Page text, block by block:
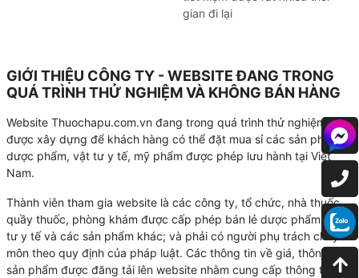
gian đi lại
GIỚI THIỆU CÔNG TY - WEBSITE ĐANG TRONG
QUÁ TRÌNH THỬ NGHIỆM VÀ KHÔNG BÁN HÀNG
Website Thuochapu.com.vn đang trong quá trình thử nghiệm và
được xây dựng để khách hàng có thể đặt mua sỉ các sản phẩm
dược phẩm, vật tư y tế, mỹ phẩm được phép lưu hành tại Việt
Nam.
Thành viên tham gia website là các công ty, tổ chức, nhà thuốc,
quầy thuốc, phòng khám được cấp phép bán lẻ dược phẩm, vật
tư y tế và các sản phẩm khác; và phải có người phụ trách chuyên
môn theo quy định của pháp luật. Các thông tin về giá, thông tin
sản phẩm được đăng tải lên website nhằm cung cấp thông tin